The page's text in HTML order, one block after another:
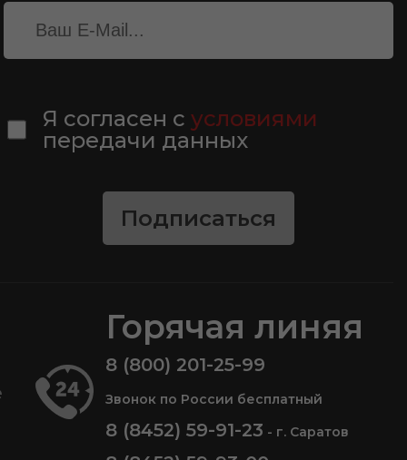
Я согласен сусловиями
передачи данных
Подписаться
Горячая линяя
8 (800) 201-25-99
Звонок по России бесплатный
8 (8452) 59-91-23 - г. Саратов